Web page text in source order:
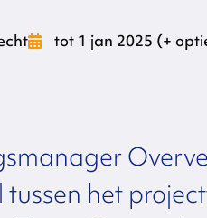
tot 1 jan 2025 (+
het